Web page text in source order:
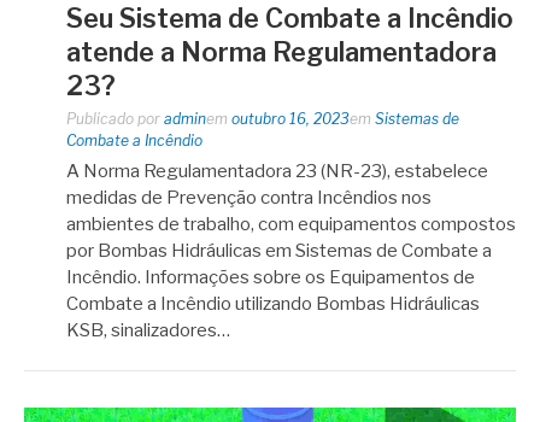
Seu Sistema de Combate a Incêndio
atende a Norma Regulamentadora
23?
Publicado por adminem outubro 16, 2023em Sistemas de
Combate a Incêndio
A Norma Regulamentadora 23 (NR-23), estabelece
medidas de Prevenção contra Incêndios nos
ambientes de trabalho, com equipamentos compostos
por Bombas Hidráulicas em Sistemas de Combate a
Incêndio. Informações sobre os Equipamentos de
Combate a Incêndio utilizando Bombas Hidráulicas
KSB, sinalizadores…